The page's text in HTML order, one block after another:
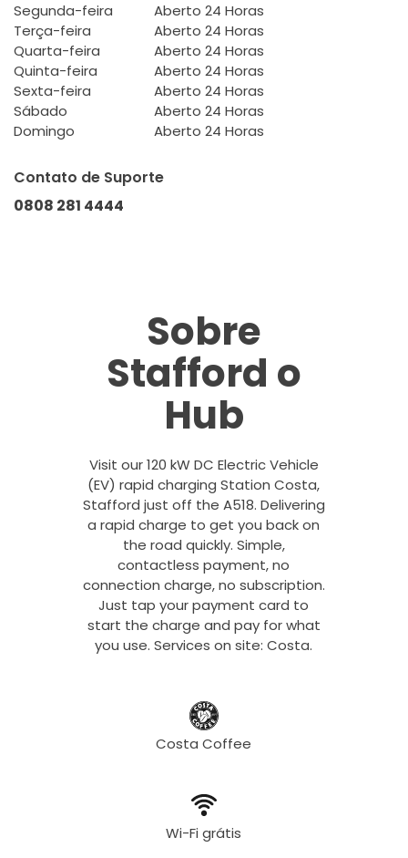
Segunda-feira
Aberto 24 Horas
Terça-feira
Aberto 24 Horas
Quarta-feira
Aberto 24 Horas
Quinta-feira
Aberto 24 Horas
Sexta-feira
Aberto 24 Horas
Sábado
Aberto 24 Horas
Domingo
Aberto 24 Horas
Contato de Suporte
0808 281 4444
Sobre
Stafford o
Hub
Visit our 120 kW DC Electric Vehicle
(EV) rapid charging Station Costa,
Stafford just off the A518. Delivering
a rapid charge to get you back on
the road quickly. Simple,
contactless payment, no
connection charge, no subscription.
Just tap your payment card to
start the charge and pay for what
you use. Services on site: Costa.
Costa Coffee
Wi-Fi grátis